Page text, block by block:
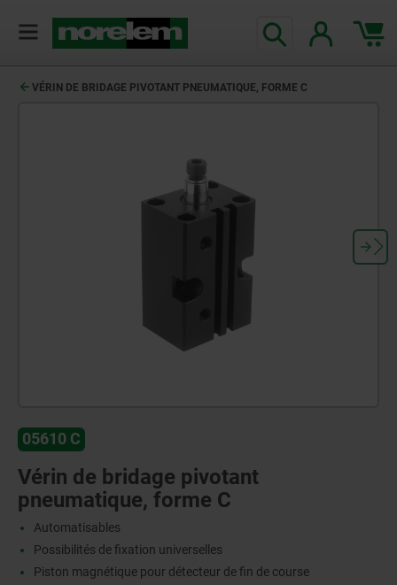
VÉRIN DE BRIDAGE PIVOTANT PNEUMATIQUE, FORME C
05610 C
Vérin de bridage pivotant
pneumatique, forme C
Automatisables
Possibilités de fixation universelles
Piston magnétique pour détecteur de fin de course